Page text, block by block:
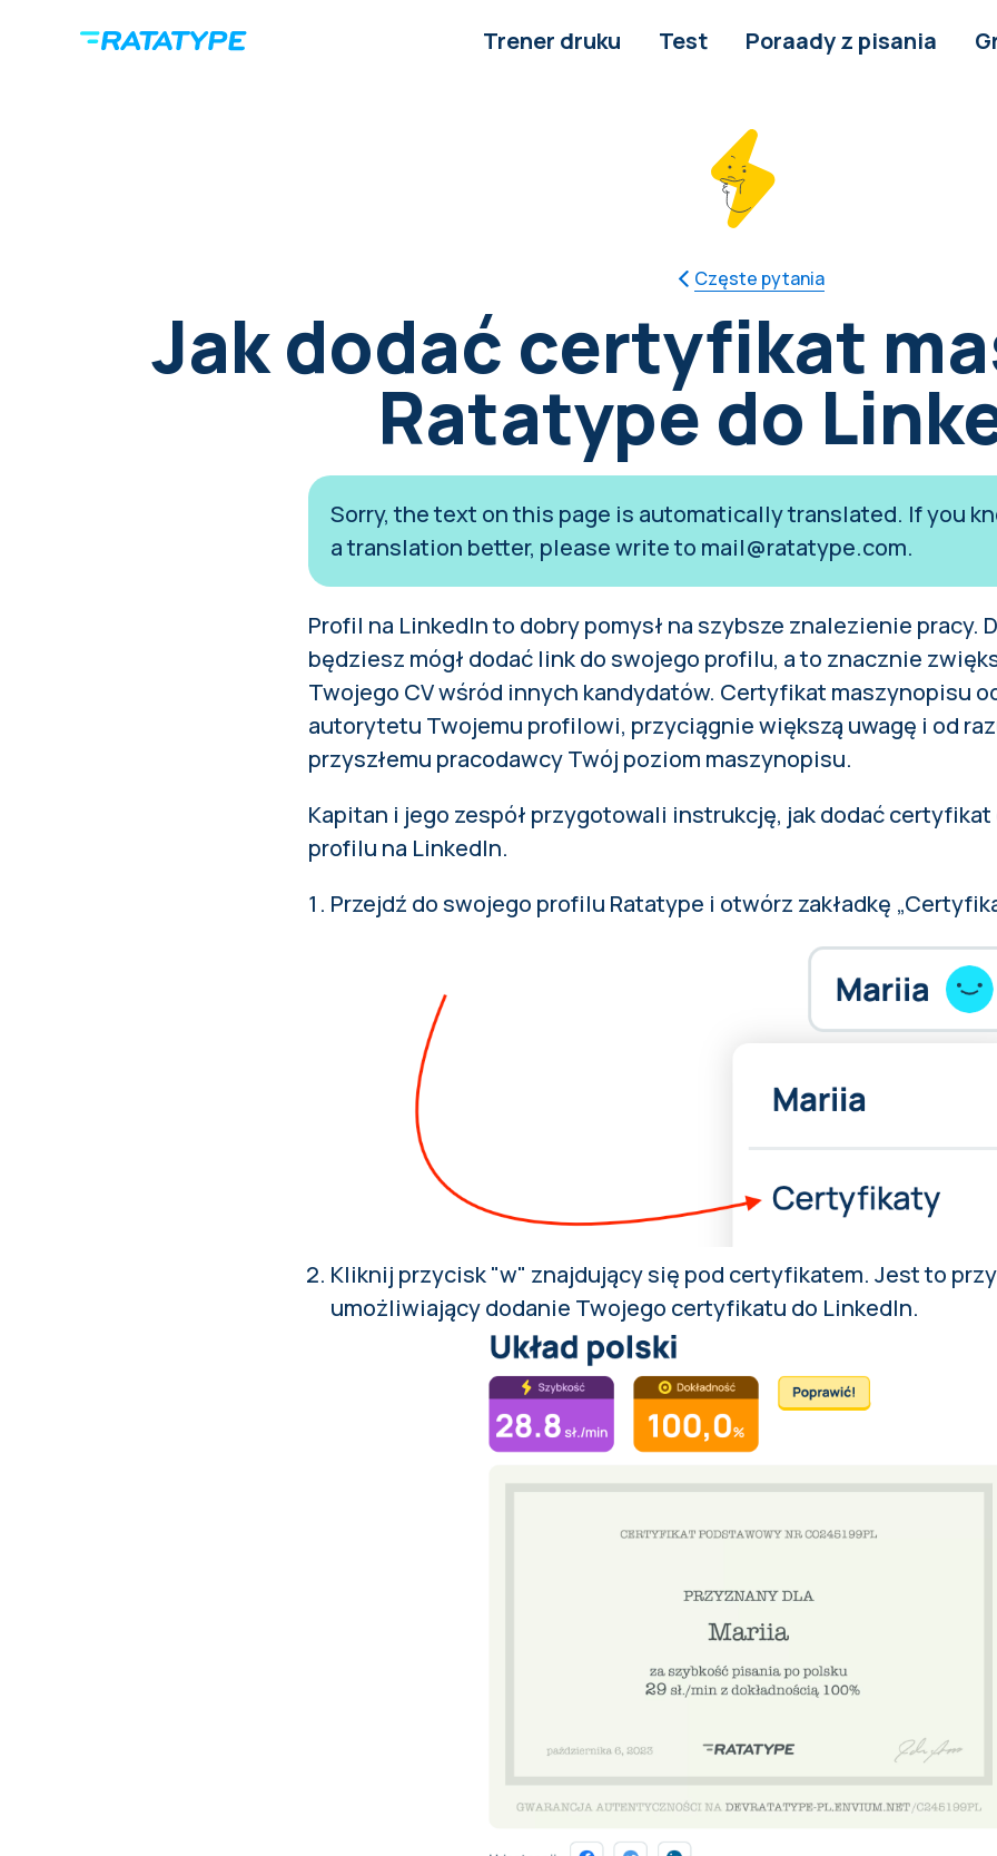
Trener druku Test Poraady z pisania
Częste pytania
Jak dodać certyfikat
Ratatype do
Sorry, the text on this page is automatically translated. If you
a translation better, please write to mail@ratatype.com.
Profil na LinkedInto dobry pomysł na szybsze znalezienie pracy.
będziesz mógł dodać link do swojego profilu, a to znacznie
Twojego CV wśród innych kandydatów. Certyfikat maszynopisu
autorytetu Twojemu profilowi, przyciągnie większą uwagę i od
przyszłemu pracodawcy Twój poziom maszynopisu.
Kapitan i jego zespół przygotowali instrukcję, jak dodać
profilu na LinkedIn.
Przejdź do swojego profilu Ratatype i otwórz zakładkę
Kliknij przycisk "w" znajdujący się pod certyfikatem. Jest to
umożliwiający dodanie Twojego certyfikatu do LinkedIn.